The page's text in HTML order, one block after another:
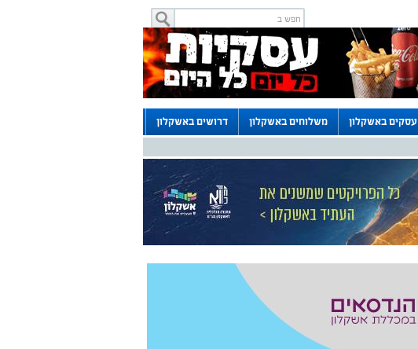
עסקים באשקלון משלוחים באשקלון דרושים באשקלון